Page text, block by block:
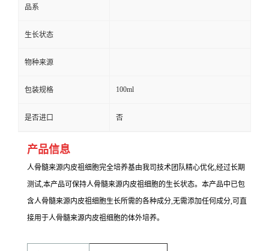
品系
生长状态
物种来源
包装规格 100ml
是否进口 否
产品信息
人骨髓来源内皮祖细胞完全培养基由我司技术团队精心优化,经过长期
测试,本产品可保持人骨髓来源内皮祖细胞的生长状态。本产品中已包
含人骨髓来源内皮祖细胞生长所需的各种成分,无需添加任何成分,可直
接用于人骨髓来源内皮祖细胞的体外培养。